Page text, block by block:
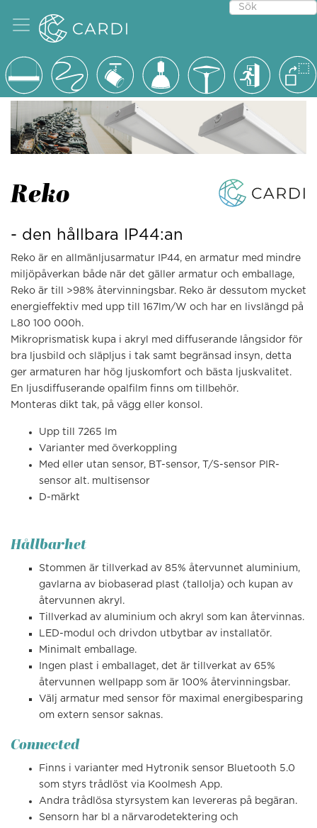
Reko
- den hållbara IP44:an
Reko är en allmänljusarmatur IP44, en armatur med mindre
miljöpåverkan både när det gäller armatur och emballage,
Reko är till >98% återvinningsbar. Reko är dessutom mycket
energieffektiv med upp till 167lm/W och har en livslängd på
L80 100 000h.
Mikroprismatisk kupa i akryl med diffuserande långsidor för
bra ljusbild och släpljus i tak samt begränsad insyn, detta
ger armaturen har hög ljuskomfort och bästa ljuskvalitet.
En ljusdiffuserande opalfilm finns om tillbehör.
Monteras dikt tak, på vägg eller konsol.
Upp till 7265 lm
Varianter med överkoppling
Med eller utan sensor, BT-sensor, T/S-sensor PIR-
sensor alt. multisensor
D-märkt
Hållbarhet
Stommen är tillverkad av 85% återvunnet aluminium,
gavlarna av biobaserad plast (tallolja) och kupan av
återvunnen akryl.
Tillverkad av aluminium och akryl som kan återvinnas.
LED-modul och drivdon utbytbar av installatör.
Minimalt emballage.
Ingen plast i emballaget, det är tillverkat av 65%
återvunnen wellpapp som är 100% återvinningsbar.
Välj armatur med sensor för maximal energibesparing
om extern sensor saknas.
Connected
Finns i varianter med Hytronik sensor Bluetooth 5.0
som styrs trådlöst via Koolmesh App.
Andra trådlösa styrsystem kan levereras på begäran.
Sensorn har bl a närvarodetektering och